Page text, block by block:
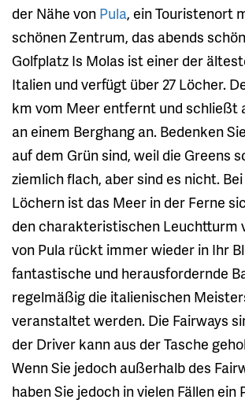
der Nähe von Pula, ein Touristenort
schönen Zentrum, das abends
Golfplatz Is Molas ist einer der
Italien und verfügt über 27 Löcher.
km vom Meer entfernt und schließt
an einem Berghang an. Bedenken
auf dem Grün sind, weil die Greens
ziemlich flach, aber sind es nicht.
Löchern ist das Meer in der Ferne
den charakteristischen Leuchtturm
von Pula rückt immer wieder in Ihr
fantastische und herausfordernde
regelmäßig die italienischen
veranstaltet werden. Die Fairways
der Driver kann aus der Tasche
Wenn Sie jedoch außerhalb des
haben Sie jedoch in vielen Fällen ein